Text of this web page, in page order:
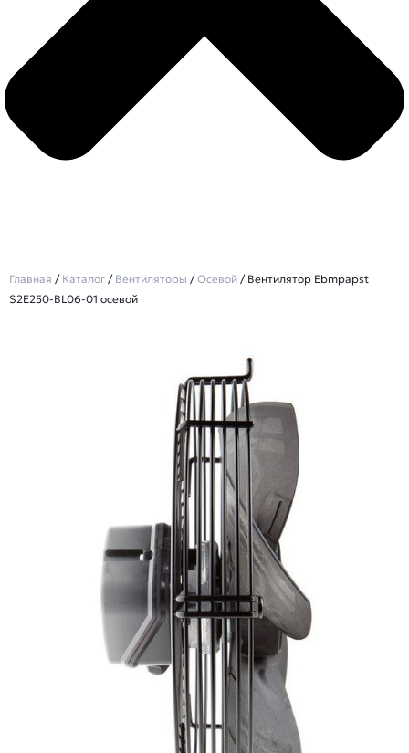
Главная / Каталог / Вентиляторы /Осевой / Вентилятор Ebmpapst
S2E250-BL06-01 осевой